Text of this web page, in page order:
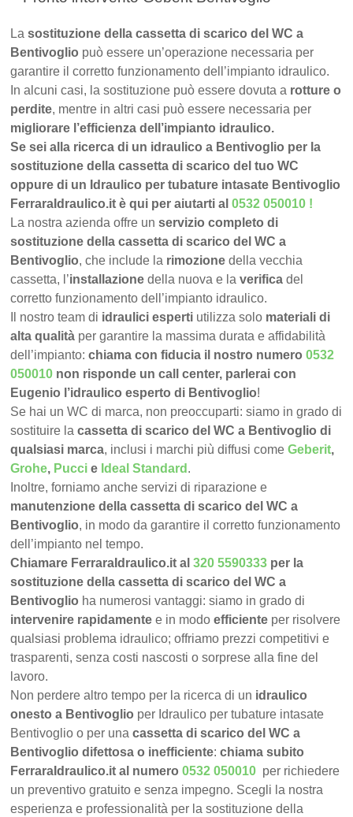
Lasostituzione della cassetta di scarico del WC a
Bentivoglio può essere un’operazione necessaria per
garantire il corretto funzionamento dell’impianto idraulico.
In alcuni casi, la sostituzione può essere dovuta a rotture o
perdite, mentre in altri casi può essere necessaria per
migliorare l’efficienza dell’impianto idraulico.
Se sei alla ricerca di un idraulico a Bentivoglio per la
sostituzione della cassetta di scarico del tuo WC
oppure di un Idraulico per tubature intasate Bentivoglio
FerraraIdraulico.it è qui per aiutarti al0532 050010 !
La nostra azienda offre unservizio completo di
sostituzione della cassetta di scarico del WC a
Bentivoglio, che include la rimozione della vecchia
cassetta, l’installazione della nuova e laverifica del
corretto funzionamento dell’impianto idraulico.
Il nostro team di idraulici esperti utilizza solo materiali di
alta qualità per garantire la massima durata e affidabilità
dell’impianto:chiama con fiducia il nostro numero0532
050010 non risponde un call center, parlerai con
Eugenio l’idraulico esperto di Bentivoglio!
Se hai un WC di marca, non preoccuparti: siamo in grado di
sostituire lacassetta di scarico del WC a Bentivoglio di
qualsiasi marca, inclusi i marchi più diffusi comeGeberit,
Grohe, Pucci e Ideal Standard .
Inoltre, forniamo anche servizi di riparazione e
manutenzione della cassetta di scarico del WC a
Bentivoglio, in modo da garantire il corretto funzionamento
dell’impianto nel tempo.
Chiamare FerraraIdraulico.it al320 5590333 per la
sostituzione della cassetta di scarico del WC a
Bentivoglio ha numerosi vantaggi: siamo in grado di
intervenire rapidamente e in modoefficiente per risolvere
qualsiasi problema idraulico; offriamo prezzi competitivi e
trasparenti, senza costi nascosti o sorprese alla fine del
lavoro.
Non perdere altro tempo per la ricerca di un idraulico
onesto a Bentivoglio per Idraulico per tubature intasate
Bentivoglio o per unacassetta di scarico del WC a
Bentivoglio difettosa o inefficiente:chiama subito
FerraraIdraulico.it al numero0532 050010 per richiedere
un preventivo gratuito e senza impegno. Scegli la nostra
esperienza e professionalità per la sostituzione della